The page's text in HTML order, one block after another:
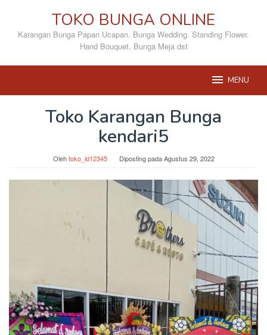
konten
TOKO BUNGA ONLINE
Karangan Bunga Papan Ucapan. Bunga Wedding. Standing Flower.
Hand Bouquet. Bunga Meja dst
MENU
Toko Karangan Bunga
kendari5
Olehtoko_id12345 Diposting padaAgustus 29, 2022